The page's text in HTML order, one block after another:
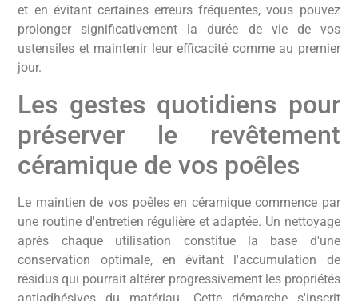
et en évitant certaines erreurs fréquentes, vous pouvez
prolonger significativement la durée de vie de vos
ustensiles et maintenir leur efficacité comme au premier
jour.
Les gestes quotidiens pour
préserver le revêtement
céramique de vos poêles
Le maintien de vos poêles en céramique commence par
une routine d'entretien régulière et adaptée. Un nettoyage
après chaque utilisation constitue la base d'une
conservation optimale, en évitant l'accumulation de
résidus qui pourrait altérer progressivement les propriétés